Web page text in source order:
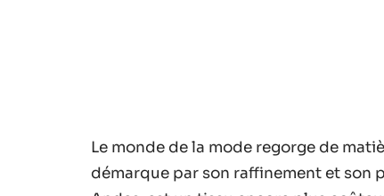
Le monde de la mode regorge de
démarque par son raffinement et son